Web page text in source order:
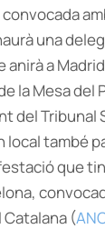
una
a
la Mesa del
del Tribunal
local també
que
Catalana (